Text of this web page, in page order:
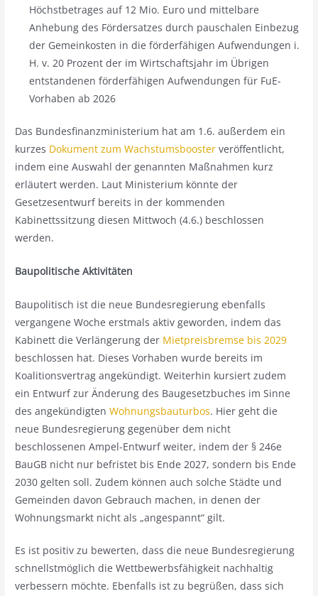
Höchstbetrages auf 12 Mio. Euro und mittelbare
Anhebung des Fördersatzes durch pauschalen Einbezug
der Gemeinkosten in die förderfähigen Aufwendungen i.
H. v. 20 Prozent der im Wirtschaftsjahr im Übrigen
entstandenen förderfähigen Aufwendungen für FuE-
Vorhaben ab 2026
Das Bundesfinanzministerium hat am 1.6. außerdem ein
kurzes Dokument zum Wachstumsbooster veröffentlicht,
indem eine Auswahl der genannten Maßnahmen kurz
erläutert werden. Laut Ministerium könnte der
Gesetzesentwurf bereits in der kommenden
Kabinettssitzung diesen Mittwoch (4.6.) beschlossen
werden.
Baupolitische Aktivitäten
Baupolitisch ist die neue Bundesregierung ebenfalls
vergangene Woche erstmals aktiv geworden, indem das
Kabinett die Verlängerung der Mietpreisbremse bis 2029
beschlossen hat. Dieses Vorhaben wurde bereits im
Koalitionsvertrag angekündigt. Weiterhin kursiert zudem
ein Entwurf zur Änderung des Baugesetzbuches im Sinne
des angekündigtenWohnungsbauturbos. Hier geht die
neue Bundesregierung gegenüber dem nicht
beschlossenen Ampel-Entwurf weiter, indem der § 246e
BauGB nicht nur befristet bis Ende 2027, sondern bis Ende
2030 gelten soll. Zudem können auch solche Städte und
Gemeinden davon Gebrauch machen, in denen der
Wohnungsmarkt nicht als „angespannt“ gilt.
Es ist positiv zu bewerten, dass die neue Bundesregierung
schnellstmöglich die Wettbewerbsfähigkeit nachhaltig
verbessern möchte. Ebenfalls ist zu begrüßen, dass sich